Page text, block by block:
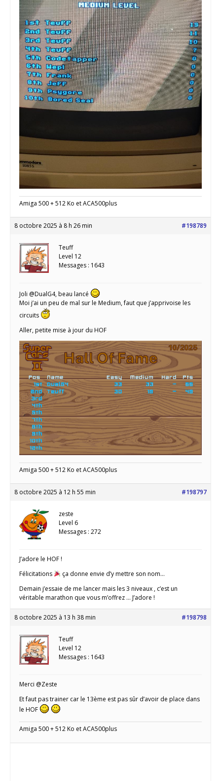
Amiga 500 + 512 Ko et ACA500plus
8 octobre 2025 à 8 h 26 min #198789
Teuff
Level 12
Messages : 1643
Joli @DualG4, beau lancé
Moi j’ai un peu de mal sur le Medium, faut que j’apprivoise les
circuits
Aller, petite mise à jour du HOF
Amiga 500 + 512 Ko et ACA500plus
8 octobre 2025 à 12 h 55 min #198797
zeste
Level 6
Messages : 272
J’adore le HOF !
Félicitations
ça donne envie d’y mettre son nom…
Demain j’essaie de me lancer mais les 3 niveaux , c’est un
véritable marathon que vous m’offrez … J’adore !
8 octobre 2025 à 13 h 38 min #198798
Teuff
Level 12
Messages : 1643
Merci @Zeste
Et faut pas trainer car le 13ème est pas sûr d’avoir de place dans
le HOF
Amiga 500 + 512 Ko et ACA500plus